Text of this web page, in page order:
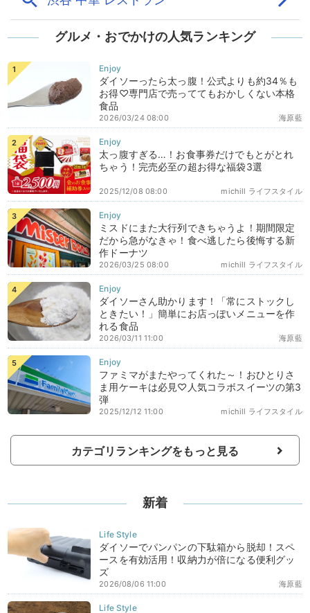
グルメ・おでかけの人気ランキング
ダイソーったら太っ腹！公式よりも約34％も
お得♡専門店で売っててもおかしくない本格
食品
海原藍
2026/03/24 08:00
太っ腹すぎる…！お食事券だけでもとがとれ
ちゃう！完売必至の超お得な福袋3選
michill ライフスタイル
2025/12/08 08:00
ミスドにまた大行列できちゃうよ！期間限定
だから急がなきゃ！食べ逃したら後悔する新
作ドーナツ
michill ライフスタイル
2026/03/25 08:00
ダイソーさん助かります！「常にストックし
ときたい！」簡単にお店っぽいメニューを作
れる食品
海原藍
2026/03/11 11:00
ファミマがまたやってくれた～！おひとりさ
ま用ケーキは必見♡人気コラボスイーツの第3
弾
michill ライフスタイル
2025/12/12 11:00
カテゴリランキングをもっと見る
新着
ダイソーでパンパンの下駄箱から脱却！スペ
ースを有効活用！収納力が倍になる便利グッ
ズ
海原藍
2026/08/06 11:00